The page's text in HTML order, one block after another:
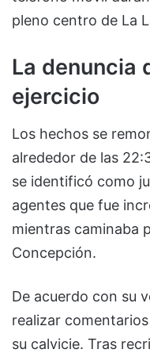
pleno centro de La
La denuncia
ejercicio
Los hechos se
alrededor de las
se identificó como
agentes que fue
mientras caminaba
Concepción.
De acuerdo con su
realizar
su calvicie. Tras